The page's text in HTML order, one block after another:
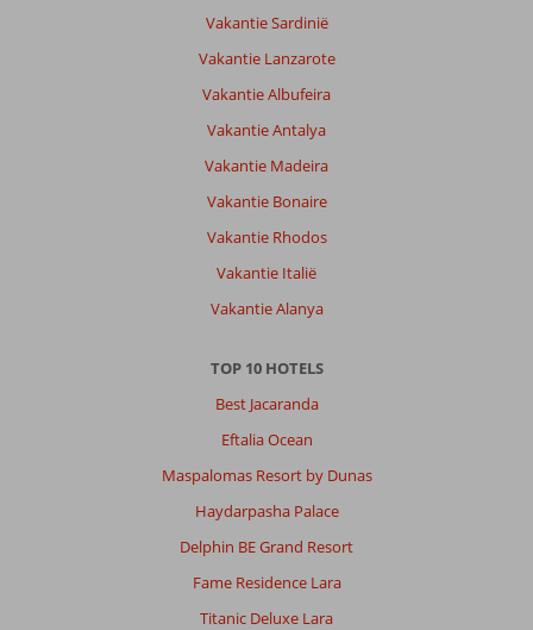
Vakantie Sardinië
Vakantie Lanzarote
Vakantie Albufeira
Vakantie Antalya
Vakantie Madeira
Vakantie Bonaire
Vakantie Rhodos
Vakantie Italië
Vakantie Alanya
TOP 10 HOTELS
Best Jacaranda
Eftalia Ocean
Maspalomas Resort by Dunas
Haydarpasha Palace
Delphin BE Grand Resort
Fame Residence Lara
Titanic Deluxe Lara